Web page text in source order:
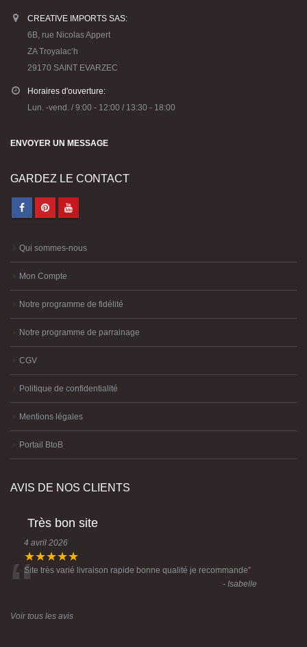
CREATIVE IMPORTS SAS:
6B, rue Nicolas Appert
ZA Troyalac’h
29170 SAINT EVARZEC
Horaires d'ouverture:
Lun. -vend. / 9:00 - 12:00 / 13:30 - 18:00
ENVOYER UN MESSAGE
GARDEZ LE CONTACT
Qui sommes-nous
Mon Compte
Notre programme de fidélité
Notre programme de parrainage
CGV
Politique de confidentialité
Mentions légales
Portail BtoB
AVIS DE NOS CLIENTS
Très bon site
4 avril 2026
★★★★★
“Site très varié livraison rapide bonne qualité je recommande”
- Isabelle
Voir tous les avis